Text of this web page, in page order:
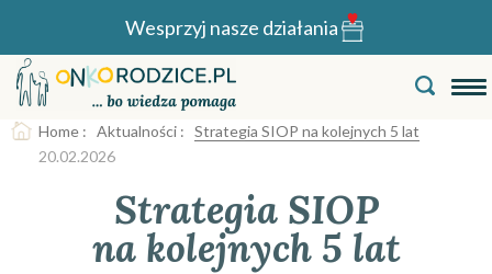
Wesprzyj nasze działania
Home : Aktualności : Strategia SIOP na kolejnych 5 lat
20.02.2026
Strategia SIOP
na kolejnych 5 lat